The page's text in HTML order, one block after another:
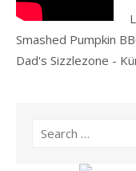
Smashed Pumpkin
Dad's Sizzlezone -
Search